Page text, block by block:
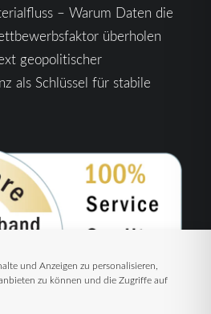
und Anzeigen zu personalisieren,
zu können und die Zugriffe auf
– Warum Daten die
überholen
geopolitischer
als Schlüssel für stabile